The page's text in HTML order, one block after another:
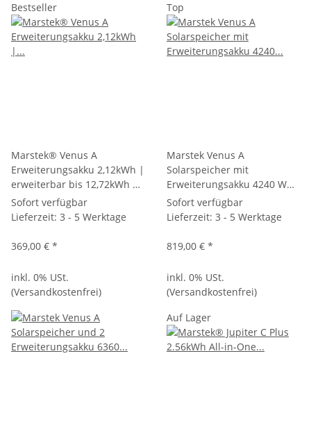
Bestseller
Marstek® Venus A
Erweiterungsakku 2,12kWh |
erweiterbar bis 12,72kWh |
LiFePO4
Sofort verfügbar
Lieferzeit: 3 - 5 Werktage
369,00 € *
inkl. 0% USt.
(Versandkostenfrei)
Top
Marstek Venus A
Solarspeicher mit
Erweiterungsakku 4240 Wh,
Solarspeicher 4MPPT
Solareingänge bis zu 2,4kW,
für Balkonkraftwerk & PV-
Sofort verfügbar
Lieferzeit: 3 - 5 Werktage
819,00 € *
inkl. 0% USt.
(Versandkostenfrei)
Auf Lager